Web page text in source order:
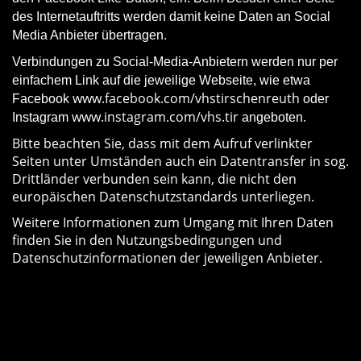
des Internetauftritts werden damit keine Daten an Social
Media Anbieter übertragen.
Verbindungen zu Social-Media-Anbietern werden nur per
einfachem Link auf die jeweilige Webseite, wie etwa
Facebook www.facebook.com/vhstirschenreuth oder
Instagram www.instagram.com/vhs.tir angeboten.
Bitte beachten Sie, dass mit dem Aufruf verlinkter
Seiten unter Umständen auch ein Datentransfer in sog.
Drittländer verbunden sein kann, die nicht den
europäischen Datenschutzstandards unterliegen.
Weitere Informationen zum Umgang mit Ihren Daten
finden Sie in den Nutzungsbedingungen und
Datenschutzinformationen der jeweiligen Anbieter.